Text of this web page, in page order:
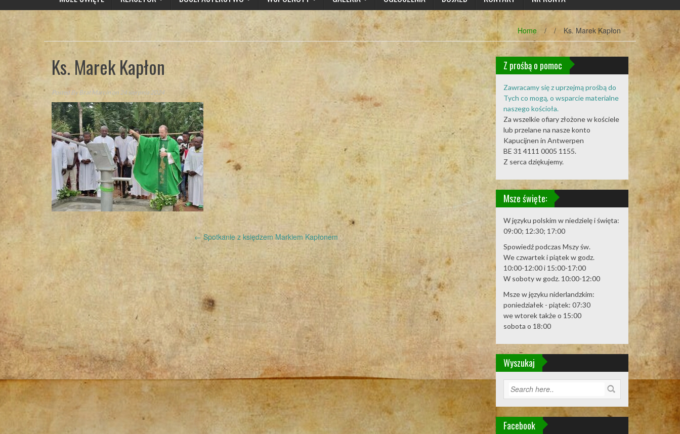
Home / / Ks. Marek Kapłon
Ks. Marek Kapłon
Posted ByBrat Marcin on 24 sierpnia 2024
Post
navigation
← Spotkanie z księdzem Markiem Kapłonem
Z prośbą o pomoc
Zawracamy się z uprzejmą prośbą do
Tych co mogą, o wsparcie materialne
naszego kościoła.
Za wszelkie ofiary złożone w kościele
lub przelane na nasze konto
Kapucijnen in Antwerpen
BE 31 4111 0005 1155.
Z serca dziękujemy.
Msze święte:
W języku polskim w niedzielę i święta:
09:00; 12:30; 17:00
Spowiedź podczas Mszy św.
We czwartek i piątek w godz.
10:00-12:00 i 15:00-17:00
W soboty w godz. 10:00-12:00
Msze w języku niderlandzkim:
poniedziałek - piątek: 07:30
we wtorek także o 15:00
sobota o 18:00
Wyszukaj
Facebook